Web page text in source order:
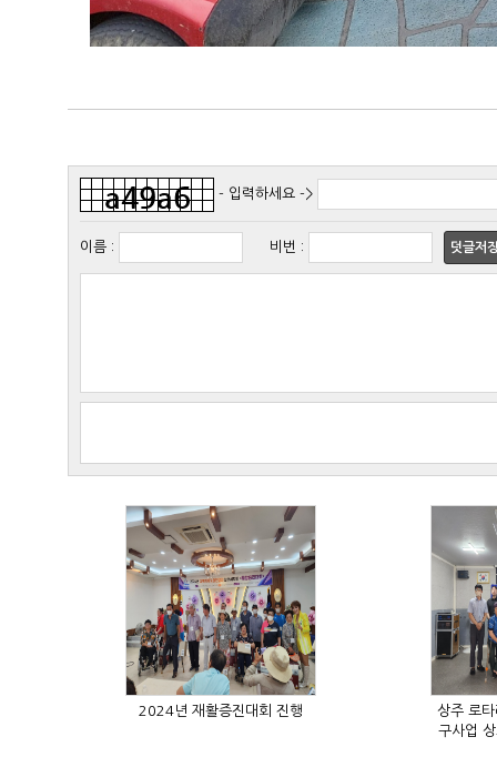
- 입력하세요 ->
이름: 비번 : 덧글저
2024년 재활증진대회 진행
구사업